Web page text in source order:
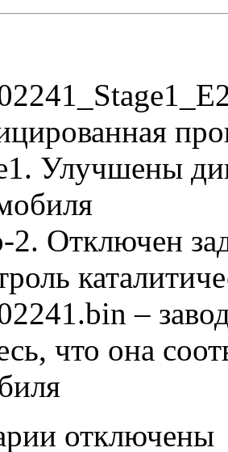
Улучшены
2. Отключен
–
что она
записи
отключены